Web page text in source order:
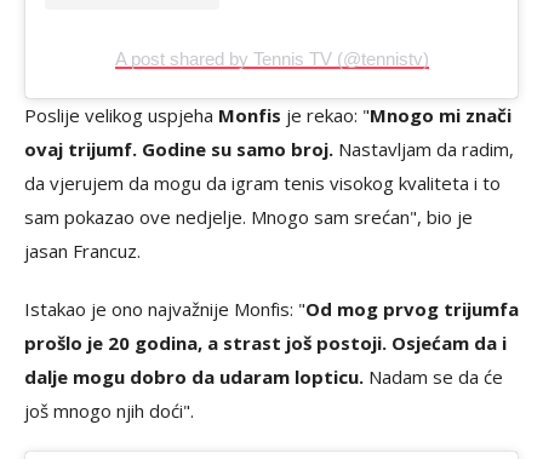
A post shared by Tennis TV (@tennistv)
Poslije velikog uspjeha Monfis je rekao: "Mnogo mi znači
ovaj trijumf. Godine su samo broj. Nastavljam da radim,
da vjerujem da mogu da igram tenis visokog kvaliteta i to
sam pokazao ove nedjelje. Mnogo sam srećan", bio je
jasan Francuz.
Istakao je ono najvažnije Monfis: "Od mog prvog trijumfa
prošlo je 20 godina, a strast još postoji. Osjećam da i
dalje mogu dobro da udaram lopticu. Nadam se da će
još mnogo njih doći".